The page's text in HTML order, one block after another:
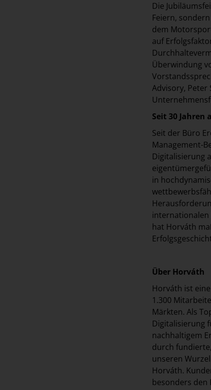
Die
Feiern,
dem
auf
Überwindung
Advisory,
Seit 30 Jahren
Seit der Büro
Management-
Digitalisierung
in
internationalen
hat Horváth
Über Horváth
Horváth ist
1.300
Märkten. Als
Digitalisierung
nachhaltigem
durch
unseren
Horváth.
besonders den